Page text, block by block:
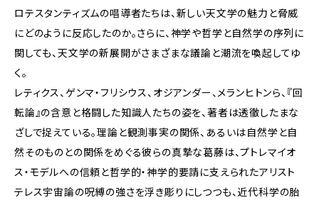
ロテスタンティズムの唱導者たちは、新しい天文学の魅力と脅威
にどのように反応したのか。さらに、神学や哲学と自然学の序列に
関しても、天文学の新展開がさまざまな議論と潮流を喚起してゆ
く。
レティクス、ゲンマ・フリシウス、オジアンダー、メランヒトンら、『回
転論』の含意と格闘した知識人たちの姿を、著者は透徹したまな
ざしで捉えている。理論と観測事実の関係、あるいは自然学と自
然そのものとの関係をめぐる彼らの真摯な葛藤は、プトレマイオ
ス・モデルへの信頼と哲学的・神学的要請に支えられたアリスト
テレス宇宙論の呪縛の強さを浮き彫りにしつつも、近代科学の胎